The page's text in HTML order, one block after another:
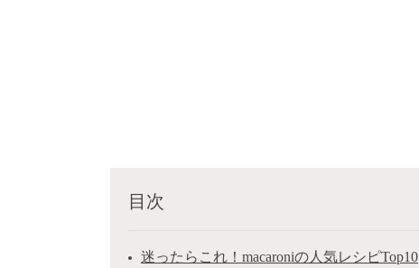
目次
迷ったらこれ！macaroniの人気レシピTop10